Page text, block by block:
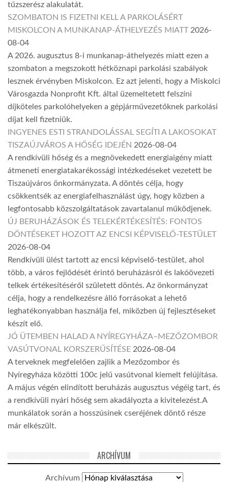
tűzszerész alakulatát.
SZOMBATON IS FIZETNI KELL A PARKOLÁSÉRT
MISKOLCON A MUNKANAP-ÁTHELYEZÉS MIATT 2026-
08-04
A 2026. augusztus 8-i munkanap-áthelyezés miatt ezen a
szombaton a megszokott hétköznapi parkolási szabályok
lesznek érvényben Miskolcon. Ez azt jelenti, hogy a Miskolci
Városgazda Nonprofit Kft. által üzemeltetett felszíni
díjköteles parkolóhelyeken a gépjárművezetőknek parkolási
díjat kell fizetniük.
INGYENES ESTI STRANDOLÁSSAL SEGÍTI A LAKOSOKAT
TISZAÚJVÁROS A HŐSÉG IDEJÉN 2026-08-04
A rendkívüli hőség és a megnövekedett energiaigény miatt
átmeneti energiatakarékossági intézkedéseket vezetett be
Tiszaújváros önkormányzata. A döntés célja, hogy
csökkentsék az energiafelhasználást úgy, hogy közben a
legfontosabb közszolgáltatások zavartalanul működjenek.
ÚJ BERUHÁZÁSOK ÉS TELEKÉRTÉKESÍTÉS: FONTOS
DÖNTÉSEKET HOZOTT AZ ENCSI KÉPVISELŐ-TESTÜLET
2026-08-04
Rendkívüli ülést tartott az encsi képviselő-testület, ahol
több, a város fejlődését érintő beruházásról és lakóövezeti
telkek értékesítéséről született döntés. Az önkormányzat
célja, hogy a rendelkezésre álló forrásokat a lehető
leghatékonyabban használja fel, miközben új fejlesztéseket
készít elő.
JÓ ÜTEMBEN HALAD A NYÍREGYHÁZA–MEZŐZOMBOR
VASÚTVONAL KORSZERŰSÍTÉSE 2026-08-04
A terveknek megfelelően zajlik a Mezőzombor és
Nyíregyháza közötti 100c jelű vasútvonal kiemelt felújítása.
A május végén elindított beruházás augusztus végéig tart, és
a rendkívüli nyári hőség sem akadályozta a kivitelezést.A
munkálatok során a hosszúsínek cseréjének döntő része
már elkészült.
ARCHÍVUM
Archívum